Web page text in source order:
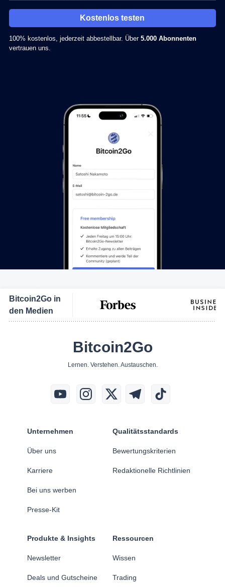
Kostenlos testen
100% kostenlos, jederzeit abbestellbar. Über 5.000 Abonnenten
vertrauen uns.
Bitcoin2Go in
den Medien
Bitcoin2Go
Lernen. Verstehen. Austauschen.
Unternehmen
Über uns
Karriere
Bei uns werben
Presse-Kit
Qualitätsstandards
Bewertungskriterien
Redaktionelle Richtlinien
Produkte & Insights
Newsletter
Deals und Gutscheine
Ressourcen
Wissen
Trading